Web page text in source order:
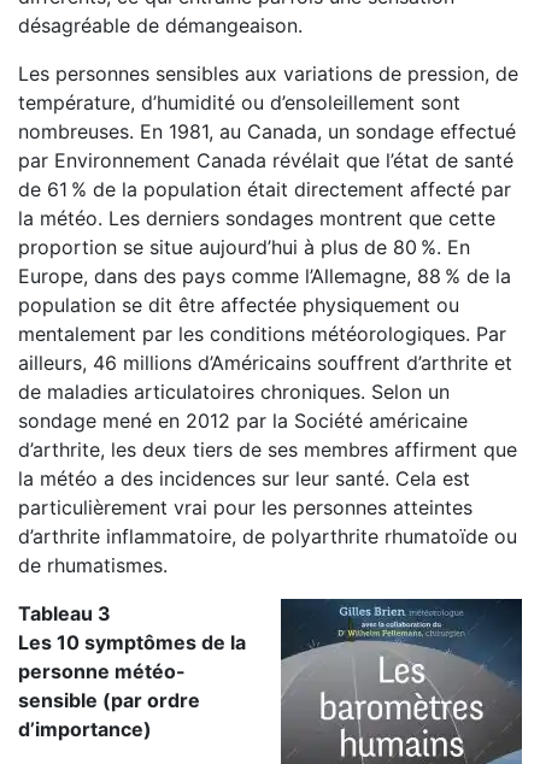
désagréable de démangeaison.
Les personnes sensibles aux variations de pression, de
température, d’humidité ou d’ensoleillement sont
nombreuses. En 1981, au Canada, un sondage effectué
par Environnement Canada révélait que l’état de santé
de 61 % de la population était directement affecté par
la météo. Les derniers sondages montrent que cette
proportion se situe aujour­d’hui à plus de 80 %. En
Europe, dans des pays comme l’Allemagne, 88 % de la
population se dit être affectée physiquement ou
mentalement par les conditions météorologiques. Par
ailleurs, 46 millions d’Américains souf­frent d’arthrite et
de maladies articulatoires chroniques. Selon un
sondage mené en 2012 par la Société américaine
d’arthrite, les deux tiers de ses membres affirment que
la météo a des incidences sur leur santé. Cela est
particulièrement vrai pour les personnes atteintes
d’arthrite inflammatoire, de polyarthrite rhumatoïde ou
de rhumatismes.
Tableau 3
Les 10 symptômes de la
personne météo-
sensible (par ordre
d’importance)